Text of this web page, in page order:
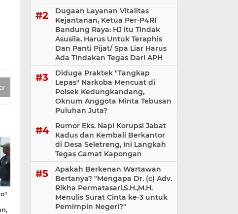
Dugaan Layanan Vitalitas
Kejantanan, Ketua Per-P4RI
Bandung Raya: HJ itu Tindak
Asusila, Harus Untuk Teraphis
Dan Panti Pijat/ Spa Liar Harus
Ada Tindakan Tegas Dari APH
Diduga Praktek "Tangkap
Lepas" Narkoba Mencuat di
Polsek Kedungkandang,
Oknum Anggota Minta Tebusan
Puluhan Juta?
Rumor Eks. Napi Korupsi Jabat
Kadus dan Kembali Berkantor
di Desa Seletreng, Ini Langkah
Tegas Camat Kapongan
Apakah Berkenan Wartawan
Bertanya? "Mengapa Dr. (c) Adv.
Rikha Permatasari,S.H.,M.H.
Menulis Surat Cinta ke-3 untuk
Pemimpin Negeri?"